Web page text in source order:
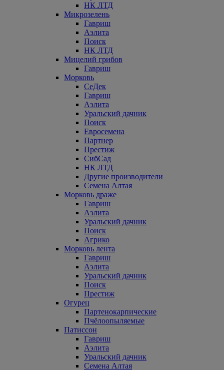
НК ЛТД
Микрозелень
Гавриш
Аэлита
Поиск
НК ЛТД
Мицелий грибов
Гавриш
Морковь
СеДек
Гавриш
Аэлита
Уральский дачник
Поиск
Евросемена
Партнер
Престиж
СибСад
НК ЛТД
Другие производители
Семена Алтая
Морковь драже
Гавриш
Аэлита
Уральский дачник
Поиск
Агрико
Морковь лента
Гавриш
Аэлита
Уральский дачник
Поиск
Престиж
Огурец
Партенокарпические
Пчёлоопыляемые
Патиссон
Гавриш
Аэлита
Уральский дачник
Семена Алтая